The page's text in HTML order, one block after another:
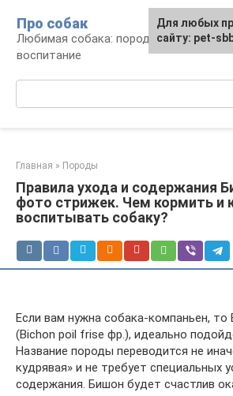
контенту
Про собак
Любимая собака: породы, содержание,
воспитание
Главная » Породы
Правила ухода и содержания
фото стрижек. Чем кормить и
воспитывать собаку?
Если вам нужна собака-компаньен,
(Bichon poil frise фр.), идеально
Название породы переводится не
кудрявая» и не требует специальных
содержания. Бишон будет счастлив
Для любых
сайту: pet-